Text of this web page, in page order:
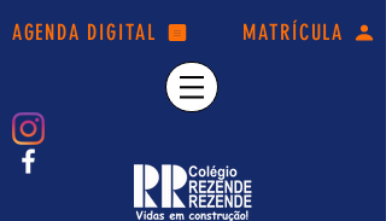
AGENDA DIGITAL MATRÍCULA